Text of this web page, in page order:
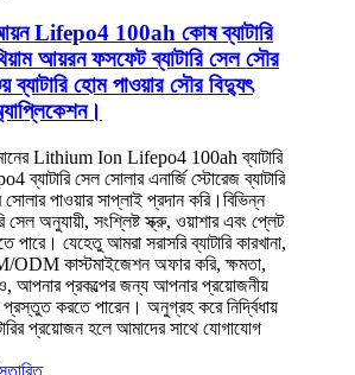
Lifepo4 100ah কোষ ব্যাটারি
আয়রন ফসফেট ব্যাটারি সেল সৌর
ব্যাটারি হোম পাওয়ার সৌর বিদ্যুৎ
Lithium Ion Lifepo4 100ah ব্যাটারি
ব্যাটারি সেল সোলার এনার্জি স্টোরেজ ব্যাটারি
পাওয়ার সাপ্লাই প্রদান করি।বিভিন্ন
সেল অনুযায়ী, সংশ্লিষ্ট স্ক্রু, ওয়াশার এবং প্লেট
যেহেতু আমরা সরাসরি ব্যাটারি কারখানা,
ODM কাস্টমাইজেশন অফার করি, ক্ষমতা,
আপনার প্রকল্পের জন্য আপনার প্রয়োজনীয়
করতে পারেন। অনুগ্রহ করে নির্দ্বিধায়
প্রয়োজন হলে আমাদের সাথে যোগাযোগ